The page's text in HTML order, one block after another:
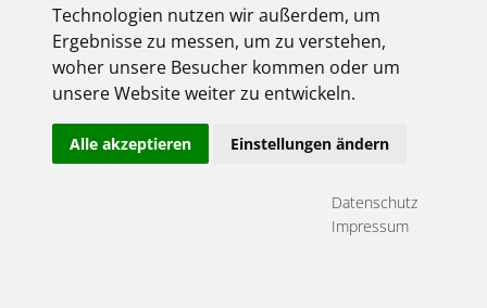
Technologien nutzen wir außerdem, um
Ergebnisse zu messen, um zu verstehen,
woher unsere Besucher kommen oder um
unsere Website weiter zu entwickeln.
Alle akzeptieren Einstellungen ändern
Datenschutz
Impressum